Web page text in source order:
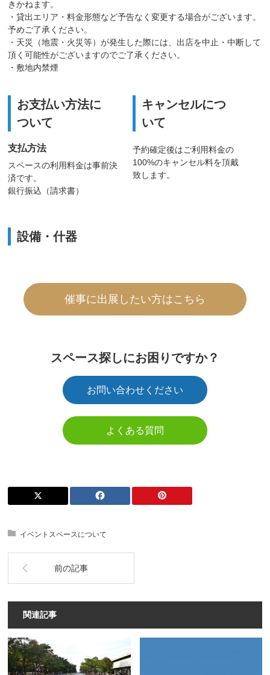
きかねます。
・貸出エリア・料金形態など予告なく変更する場合がございます。
予めご了承ください。
・天災（地震・火災等）が発生した際には、出店を中止・中断して
頂く可能性がございますのでご了承ください。
・敷地内禁煙
お支払い方法に
ついて
支払方法
スペースの利用料金は事前決
済です。
銀行振込（請求書）
キャンセルにつ
いて
予約確定後はご利用料金の
100%のキャンセル料を頂戴
致します。
設備・什器
催事に出展したい方はこちら
スペース探しにお困りですか？
お問い合わせください
よくある質問
イベントスペースについて
前の記事
関連記事